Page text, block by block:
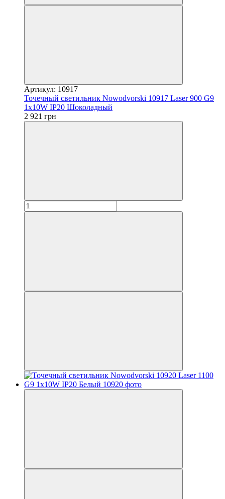
Артикул: 10917
Точечный светильник Nowodvorski 10917 Laser 900 G9
1x10W IP20 Шоколадный
2 921 грн